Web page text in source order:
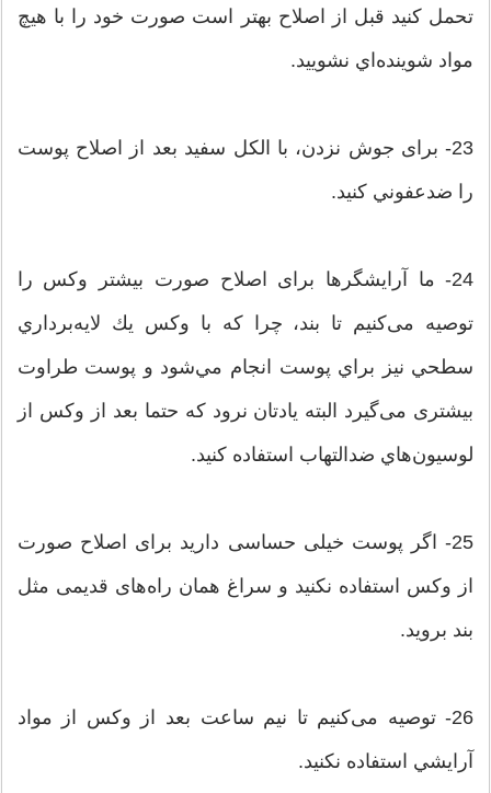
تحمل کنید قبل از اصلاح بهتر است صورت خود را با هيچ
مواد شوينده‌اي نشوييد.
23- برای جوش نزدن، با الكل سفيد بعد از اصلاح پوست
را ضدعفوني کنید.
24- ما آرایشگرها برای اصلاح صورت بیشتر وکس را
توصیه می‌کنیم تا بند، چرا که با وكس يك لايه‌برداري
سطحي نيز براي پوست انجام مي‌شود و پوست طراوت
بیشتری می‌گیرد البته یادتان نرود که حتما بعد از وكس از
لوسيون‌هاي ضدالتهاب استفاده كنيد.
25- اگر پوست خیلی حساسی دارید برای اصلاح صورت
از وکس استفاده نکنید و سراغ همان راه‌های قدیمی مثل
بند بروید.
26- توصیه می‌کنیم تا نيم ساعت بعد از وكس از مواد
آرايشي استفاده نكنيد.